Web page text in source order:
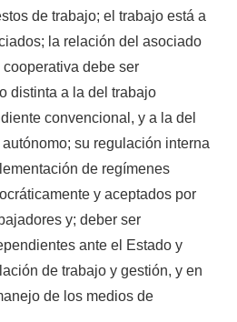
de trabajo; el trabajo está a
la relación del asociado
debe ser
distinta a la del trabajo
convencional, y a la del
su regulación interna
de regímenes
y aceptados por
y; deber ser
ante el Estado y
de trabajo y gestión, y en
de los medios de